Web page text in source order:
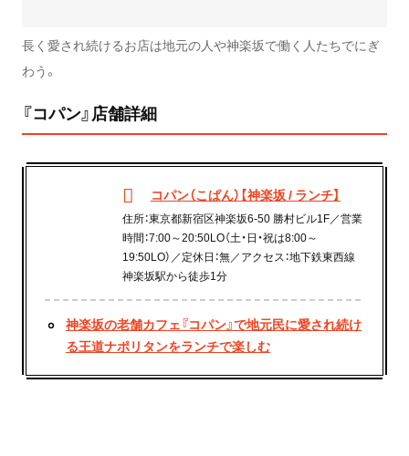
長く愛され続けるお店は地元の人や神楽坂で働く人たちでにぎ
わう。
『コパン』店舗詳細
コパン（こぱん）【神楽坂 / ランチ】
住所：東京都新宿区神楽坂6-50 勝村ビル1F／営業
時間：7:00～20:50LO（土・日・祝は8:00～
19:50LO）／定休日：無／アクセス：地下鉄東西線
神楽坂駅から徒歩1分
神楽坂の老舗カフェ『コパン』で地元民に愛され続け
る王道ナポリタンをランチで楽しむ